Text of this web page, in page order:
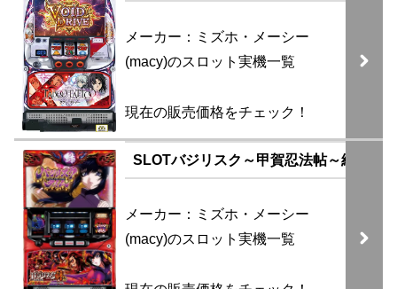
メーカー：ミズホ・メーシー
(macy)のスロット実機一覧
現在の販売価格をチェック！
SLOTバジリスク～甲賀忍法帖～絆2 (伊
メーカー：ミズホ・メーシー
(macy)のスロット実機一覧